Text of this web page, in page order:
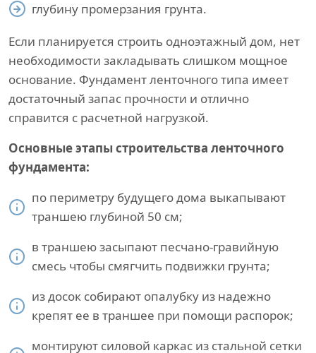
глубину промерзания грунта.
Если планируется строить одноэтажный дом, нет
необходимости закладывать слишком мощное
основание. Фундамент ленточного типа имеет
достаточный запас прочности и отлично
справится с расчетной нагрузкой.
Основные этапы строительства ленточного
фундамента:
по периметру будущего дома выкапывают
траншею глубиной 50 см;
в траншею засыпают песчано-гравийную
смесь чтобы смягчить подвижки грунта;
из досок собирают опалубку из надежно
крепят ее в траншее при помощи распорок;
монтируют силовой каркас из стальной сетки